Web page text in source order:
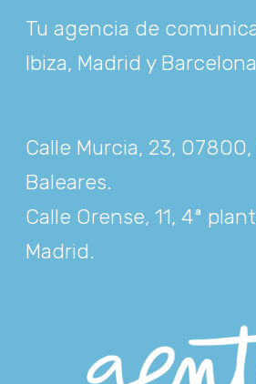
Tu agencia de
Ibiza, Madrid y Barcelona
Calle Murcia, 23, 07800,
Baleares.
Calle Orense, 11, 4ª
Madrid.